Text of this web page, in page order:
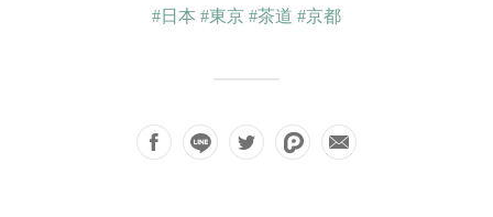
#日本 #東京 #茶道 #京都